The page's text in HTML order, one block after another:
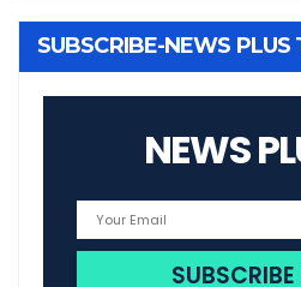
SUBSCRIBE-NEWS PLUS
NEWS